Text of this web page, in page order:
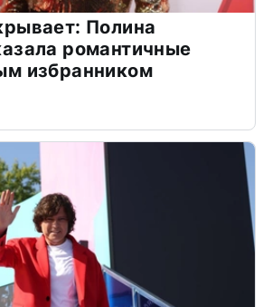
Полина
романтичные
избранником